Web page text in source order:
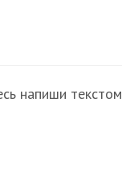
напиши текстом